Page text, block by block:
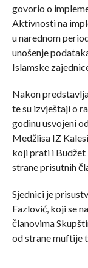
govorio o
Aktivnosti na
u narednom
unošenje
Islamske
Nakon
te su izvještaji o
godinu usvojeni
Medžlisa IZ
koji prati i Budžet
strane prisutnih
Sjednici je
Fazlović, koji se
članovima
od strane muftije